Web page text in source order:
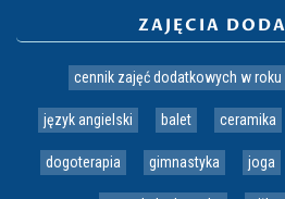
ZAJĘCIA
cennik zajęć dodatkowych w
język angielski balet ceramika
dogoterapia gimnastyka joga